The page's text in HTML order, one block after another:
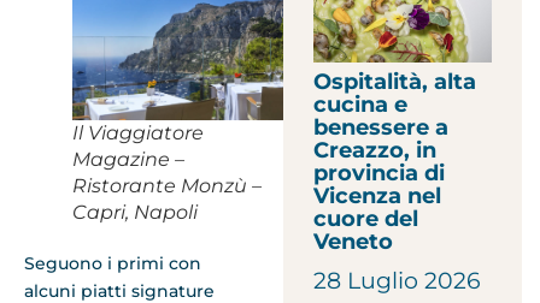
Il Viaggiatore
Magazine –
Ristorante Monzù –
Capri, Napoli
Seguono i primi con
alcuni piatti signature
Ospitalità, alta
cucina e
benessere a
Creazzo, in
provincia di
Vicenza nel
cuore del
Veneto
28 Luglio 2026